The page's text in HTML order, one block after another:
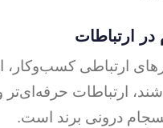
در ارتباطات
ارتباطی
ارتباطات
درونی برند است.